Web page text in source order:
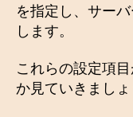
を指定し、サー
します。
これらの設定項
か見ていきましょ